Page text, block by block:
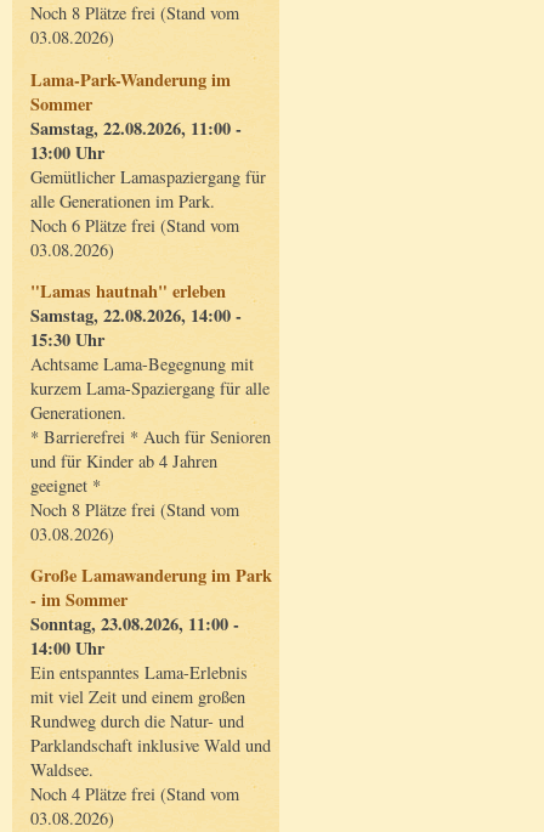
Noch 8 Plätze frei (Stand vom
03.08.2026)
Lama-Park-Wanderung im
Sommer
Samstag, 22.08.2026, 11:00 -
13:00 Uhr
Gemütlicher Lamaspaziergang für
alle Generationen im Park.
Noch 6 Plätze frei (Stand vom
03.08.2026)
"Lamas hautnah" erleben
Samstag, 22.08.2026, 14:00 -
15:30 Uhr
Achtsame Lama-Begegnung mit
kurzem Lama-Spaziergang für alle
Generationen.
* Barrierefrei * Auch für Senioren
und für Kinder ab 4 Jahren
geeignet *
Noch 8 Plätze frei (Stand vom
03.08.2026)
Große Lamawanderung im Park
- im Sommer
Sonntag, 23.08.2026, 11:00 -
14:00 Uhr
Ein entspanntes Lama-Erlebnis
mit viel Zeit und einem großen
Rundweg durch die Natur- und
Parklandschaft inklusive Wald und
Waldsee.
Noch 4 Plätze frei (Stand vom
03.08.2026)